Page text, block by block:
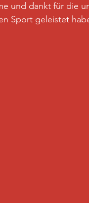
und dankt für die
Sport geleistet